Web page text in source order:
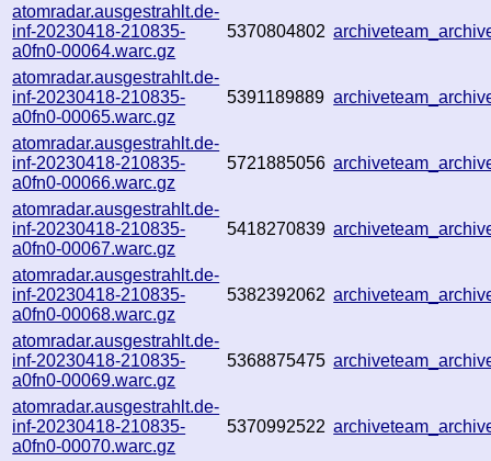
atomradar.ausgestrahlt.de-
inf-20230418-210835-
a0fn0-00064.warc.gz
5370804802
atomradar.ausgestrahlt.de-
inf-20230418-210835-
a0fn0-00065.warc.gz
5391189889
atomradar.ausgestrahlt.de-
inf-20230418-210835-
a0fn0-00066.warc.gz
5721885056
atomradar.ausgestrahlt.de-
inf-20230418-210835-
a0fn0-00067.warc.gz
5418270839
atomradar.ausgestrahlt.de-
inf-20230418-210835-
a0fn0-00068.warc.gz
5382392062
atomradar.ausgestrahlt.de-
inf-20230418-210835-
a0fn0-00069.warc.gz
5368875475
atomradar.ausgestrahlt.de-
inf-20230418-210835-
a0fn0-00070.warc.gz
5370992522